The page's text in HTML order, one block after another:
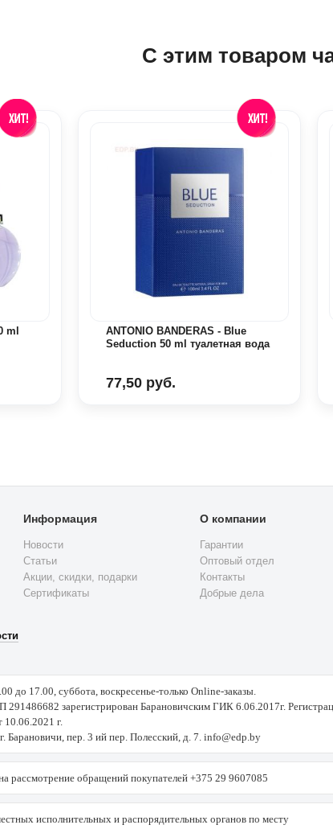
С этим товаром
ml
ANTONIO BANDERAS - Blue
Seduction 50 ml туалетная вода
77,50 руб.
Информация
Новости
Статьи
Акции, скидки, подарки
Сертификаты
О компании
Гарантии
Оптовый отдел
Контакты
Добрые дела
до 17.00, суббота, воскресенье-только Online-заказы.
зарегистрирован Барановичским ГИК 6.06.2017г.
г.
Барановичи, пер. 3 ий пер. Полесский, д. 7. info@edp.by
рассмотрение обращений покупателей +375 29 9607085
исполнительных и распорядительных органов по месту